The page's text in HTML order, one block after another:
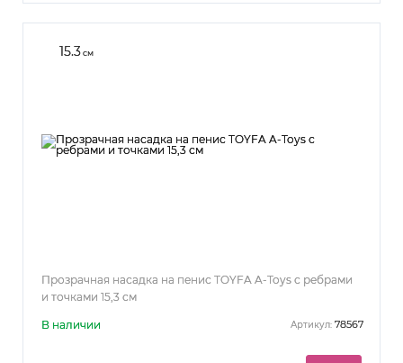
15.3см
Прозрачная насадка на пенис TOYFA A-Toys с ребрами
и точками 15,3 см
В наличии Артикул: 78567